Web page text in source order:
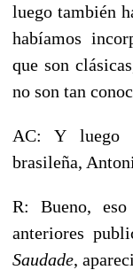
luego también
habíamos
que son
no son tan
AC: Y luego
brasileña,
R: Bueno,
anteriores
Saudade,